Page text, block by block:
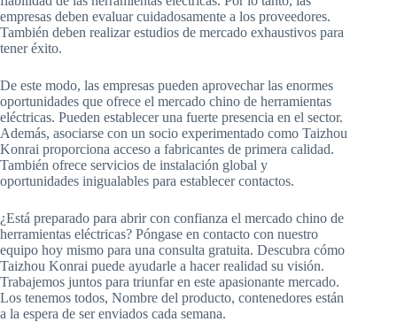
empresas deben evaluar cuidadosamente a los proveedores.
También deben realizar estudios de mercado exhaustivos para
tener éxito.
De este modo, las empresas pueden aprovechar las enormes
oportunidades que ofrece el mercado chino de herramientas
eléctricas. Pueden establecer una fuerte presencia en el sector.
Además, asociarse con un socio experimentado como Taizhou
Konrai proporciona acceso a fabricantes de primera calidad.
También ofrece servicios de instalación global y
oportunidades inigualables para establecer contactos.
¿Está preparado para abrir con confianza el mercado chino de
herramientas eléctricas? Póngase en contacto con nuestro
equipo hoy mismo para una consulta gratuita. Descubra cómo
Taizhou Konrai puede ayudarle a hacer realidad su visión.
Trabajemos juntos para triunfar en este apasionante mercado.
Los tenemos todos, Nombre del producto, contenedores están
a la espera de ser enviados cada semana.